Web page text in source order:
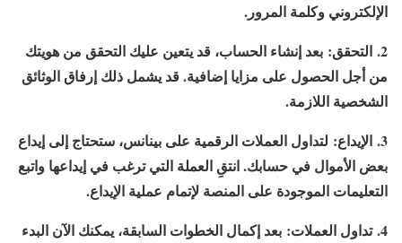
الإلكتروني وكلمة المرور.
2. التحقق:
بعد إنشاء الحساب، قد يتعين عليك التحقق من هويتك
من أجل الحصول على مزايا إضافية. قد يشمل ذلك إرفاق الوثائق
الشخصية اللازمة.
3. الإيداع:
لتداول العملات الرقمية على بينانس، ستحتاج إلى إيداع
بعض الأموال في حسابك. انتقِ العملة التي ترغب في إيداعها واتبع
التعليمات الموجودة على المنصة لإتمام عملية الإيداع.
4. تداول العملات:
بعد إكمال الخطوات السابقة، يمكنك الآن البدء